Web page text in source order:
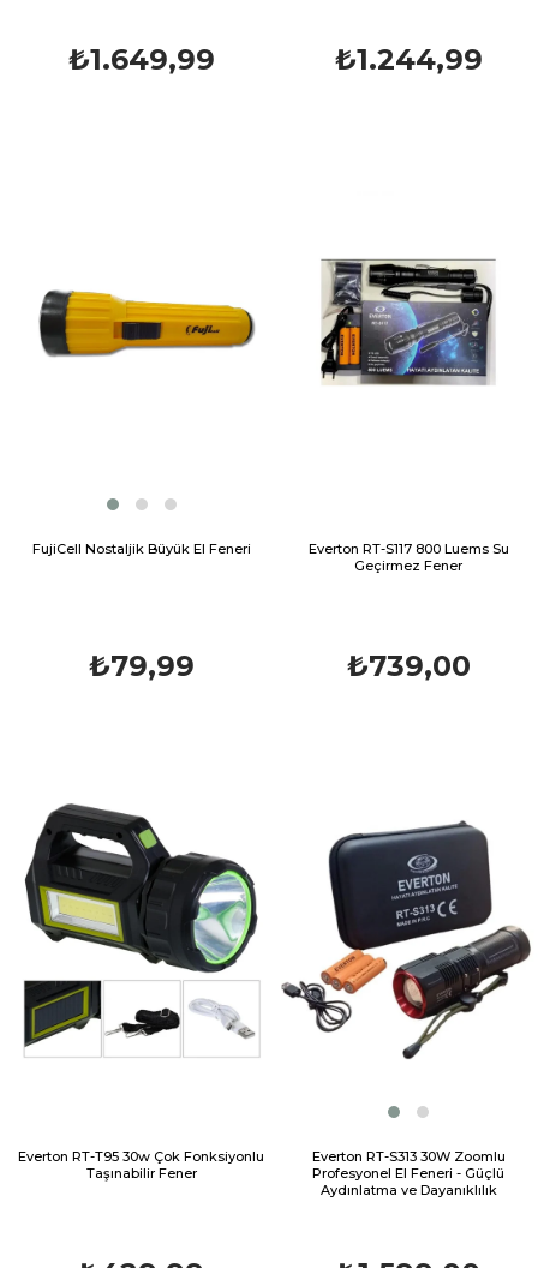
₺1.649,99 ₺1.244,99
FujiCell Nostaljik Büyük El Feneri
₺79,99
Everton RT-S117 800 Luems Su
Geçirmez Fener
₺739,00
Everton RT-T95 30w Çok Fonksiyonlu
Taşınabilir Fener
Everton RT-S313 30W Zoomlu
Profesyonel El Feneri - Güçlü
Aydınlatma ve Dayanıklılık